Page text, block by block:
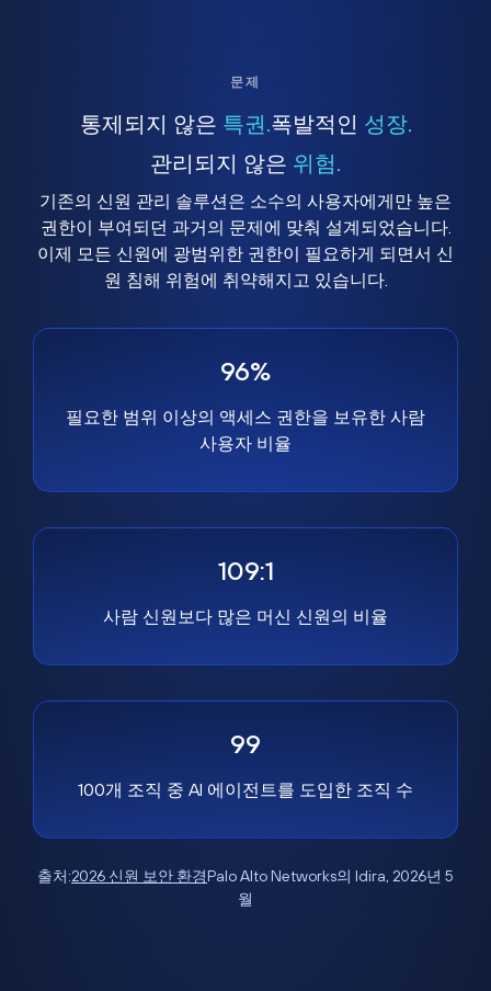
문제
통제되지 않은 특권. 폭발적인 성장.
관리되지 않은 위험.
기존의 신원 관리 솔루션은 소수의 사용자에게만 높은
권한이 부여되던 과거의 문제에 맞춰 설계되었습니다.
이제 모든 신원에 광범위한 권한이 필요하게 되면서 신
원 침해 위험에 취약해지고 있습니다.
96%
필요한 범위 이상의 액세스 권한을 보유한 사람
사용자 비율
109:1
사람 신원보다 많은 머신 신원의 비율
99
100개 조직 중 AI 에이전트를 도입한 조직 수
출처:2026 신원 보안 환경Palo Alto Networks의 Idira, 2026년 5
월